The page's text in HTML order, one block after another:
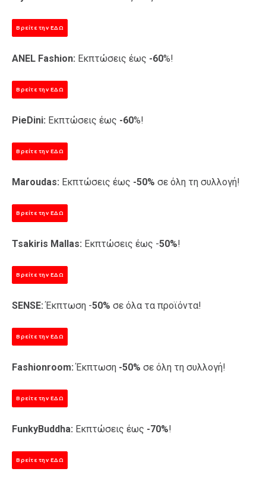
Βρείτε την ΕΔΩ
ANEL Fashion: Εκπτώσεις έως -60%!
Βρείτε την ΕΔΩ
PieDini: Εκπτώσεις έως -60%!
Βρείτε την ΕΔΩ
Maroudas: Εκπτώσεις έως -50% σε όλη τη συλλογή!
Βρείτε την ΕΔΩ
Tsakiris Mallas: Εκπτώσεις έως -50%!
Βρείτε την ΕΔΩ
SENSE:Έκπτωση -50% σε όλα τα προϊόντα!
Βρείτε την ΕΔΩ
Fashionroom:Έκπτωση -50% σε όλη τη συλλογή!
Βρείτε την ΕΔΩ
FunkyBuddha: Εκπτώσεις έως -70%!
Βρείτε την ΕΔΩ